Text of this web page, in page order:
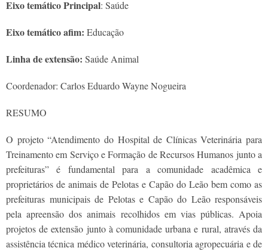
Eixo temático Principal: Saúde
Eixo temático afim: Educação
Linha de extensão: Saúde Animal
Coordenador: Carlos Eduardo Wayne Nogueira
RESUMO
O projeto “Atendimento do Hospital de Clínicas Veterinária para
Treinamento em Serviço e Formação de Recursos Humanos junto a
prefeituras” é fundamental para a comunidade acadêmica e
proprietários de animais de Pelotas e Capão do Leão bem como as
prefeituras municipais de Pelotas e Capão do Leão responsáveis
pela apreensão dos animais recolhidos em vias públicas. Apoia
projetos de extensão junto à comunidade urbana e rural, através da
assistência técnica médico veterinária, consultoria agropecuária e de